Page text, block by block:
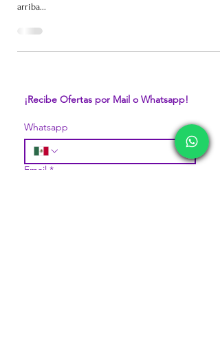
arriba...
¡Recibe Ofertas por Mail o Whatsapp!
Whatsapp
Email *